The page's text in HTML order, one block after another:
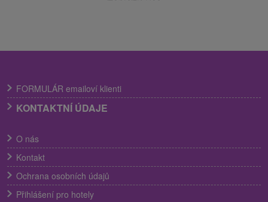
FORMULÁR emailoví klienti
KONTAKTNÍ ÚDAJE
O nás
Kontakt
Ochrana osobních údajů
Přihlášení pro hotely